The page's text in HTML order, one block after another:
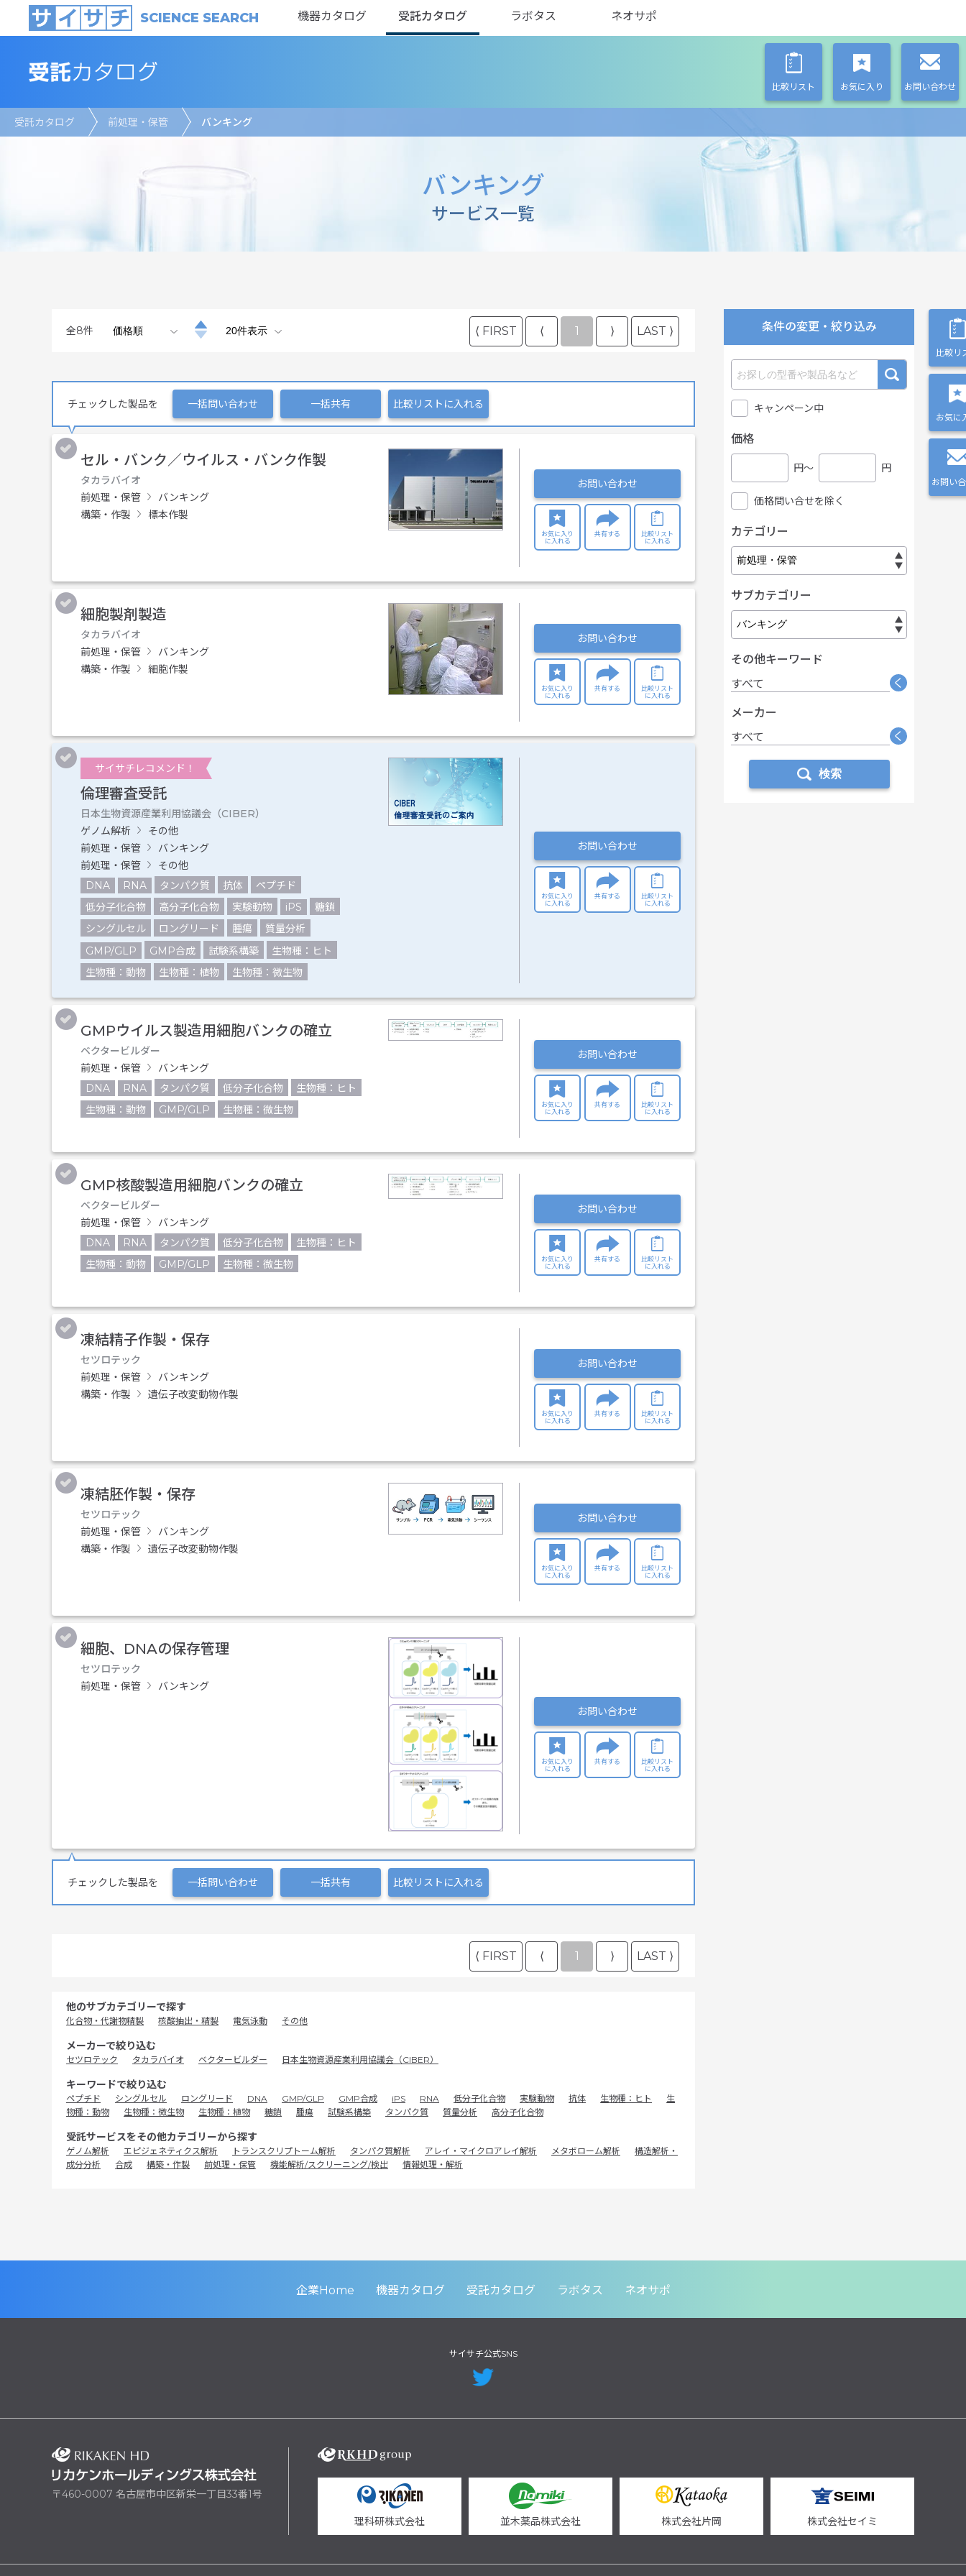
SCIENCE SEARCH 機器カタログ 受託カタログ ラボタス ネオサポ
比較リスト お気に入り お問い合わせ
受託カタログ 前処理・保管 バンキング
バンキング
サービス一覧
全8件 ⟨ FIRST ⟨ 1 ⟩ LAST ⟩
チェックした製品を 一括問い合わせ 一括共有 比較リストに入れる
セル・バンク／ウイルス・バンク作製
タカラバイオ
前処理・保管
バンキング
構築・作製
標本作製
お問い合わせ
お気に入り
に入れる
共有する
比較リスト
に入れる
細胞製剤製造
タカラバイオ
前処理・保管
バンキング
構築・作製
細胞作製
お問い合わせ
お気に入り
に入れる
共有する
比較リスト
に入れる
サイサチレコメンド！
倫理審査受託
日本生物資源産業利用協議会（CIBER）
ゲノム解析
その他
前処理・保管
バンキング
前処理・保管
その他
DNA
RNA タンパク質 抗体
ペプチド
低分子化合物
高分子化合物 実験動物 iPS
糖鎖
シングルセル
ロングリード 腫瘍
質量分析
GMP/GLP
GMP合成 試験系構築
生物種：ヒト
生物種：動物
生物種：植物 生物種：微生物
お問い合わせ
お気に入り
に入れる
共有する
比較リスト
に入れる
GMPウイルス製造用細胞バンクの確立
ベクタービルダー
前処理・保管
バンキング
DNA
RNA タンパク質 低分子化合物
生物種：ヒト
生物種：動物
GMP/GLP 生物種：微生物
お問い合わせ
お気に入り
に入れる
共有する
比較リスト
に入れる
GMP核酸製造用細胞バンクの確立
ベクタービルダー
前処理・保管
バンキング
DNA
RNA タンパク質 低分子化合物
生物種：ヒト
生物種：動物
GMP/GLP 生物種：微生物
お問い合わせ
お気に入り
に入れる
共有する
比較リスト
に入れる
凍結精子作製・保存
セツロテック
前処理・保管
バンキング
構築・作製
遺伝子改変動物作製
お問い合わせ
お気に入り
に入れる
共有する
比較リスト
に入れる
凍結胚作製・保存
セツロテック
前処理・保管
バンキング
構築・作製
遺伝子改変動物作製
お問い合わせ
お気に入り
に入れる
共有する
比較リスト
に入れる
細胞、DNAの保存管理
セツロテック
前処理・保管
バンキング
お問い合わせ
お気に入り
に入れる
共有する
比較リスト
に入れる
チェックした製品を 一括問い合わせ 一括共有 比較リストに入れる
⟨ FIRST ⟨ 1 ⟩ LAST ⟩
比較リ
お気に
お問い
条件の変更・絞り込み
キャンペーン中
価格
円〜 円
価格問い合せを除く
カテゴリー
サブカテゴリー
その他キーワード
すべて
く
メーカー
すべて
く
検索
他のサブカテゴリーで探す
化合物・代謝物精製 核酸抽出・精製 電気泳動 その他
メーカーで絞り込む
セツロテック タカラバイオ ベクタービルダー 日本生物資源産業利用協議会（CIBER）
キーワードで絞り込む
ペプチド シングルセル ロングリード DNA GMP/GLP GMP合成 iPS RNA 低分子化合物 実験動物 抗体 生物種：ヒト
生
物種：動物
生物種：微生物 生物種：植物 糖鎖 腫瘍 試験系構築 タンパク質 質量分析 高分子化合物
受託サービスをその他カテゴリーから探す
ゲノム解析 エピジェネティクス解析 トランスクリプトーム解析 タンパク質解析 アレイ・マイクロアレイ解析 メタボローム解析
構造解析・
成分分析
合成 構築・作製 前処理・保管 機能解析/スクリーニング/検出 情報処理・解析
企業Home 機器カタログ 受託カタログ ラボタス ネオサポ
サイサチ公式SNS
〒460-0007 名古屋市中区新栄一丁目33番1号
理科研株式会社 並木薬品株式会社 株式会社片岡 株式会社セイミ